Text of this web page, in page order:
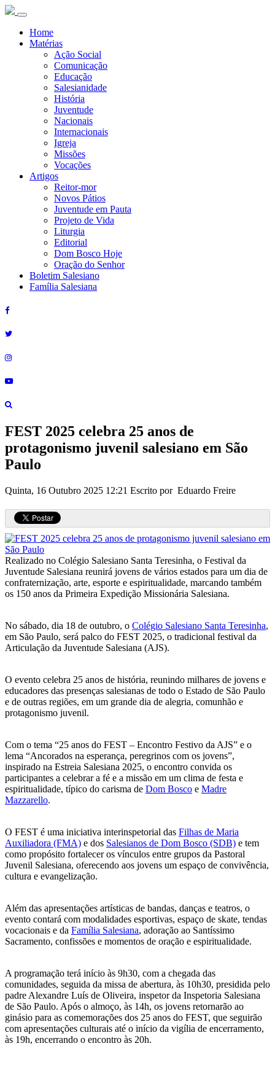
Home
Matérias
Ação Social
Comunicação
Educação
Salesianidade
História
Juventude
Nacionais
Internacionais
Igreja
Missões
Vocações
Artigos
Reitor-mor
Novos Pátios
Juventude em Pauta
Projeto de Vida
Liturgia
Editorial
Dom Bosco Hoje
Oração do Senhor
Boletim Salesiano
Família Salesiana
FEST 2025 celebra 25 anos de
protagonismo juvenil salesiano em São
Paulo
Quinta, 16 Outubro 2025 12:21 Escrito por Eduardo Freire
Realizado no Colégio Salesiano Santa Teresinha, o Festival da
Juventude Salesiana reunirá jovens de vários estados para um dia de
confraternização, arte, esporte e espiritualidade, marcando também
os 150 anos da Primeira Expedição Missionária Salesiana.
No sábado, dia 18 de outubro, o Colégio Salesiano Santa Teresinha,
em São Paulo, será palco do FEST 2025, o tradicional festival da
Articulação da Juventude Salesiana (AJS).
O evento celebra 25 anos de história, reunindo milhares de jovens e
educadores das presenças salesianas de todo o Estado de São Paulo
e de outras regiões, em um grande dia de alegria, comunhão e
protagonismo juvenil.
Com o tema “25 anos do FEST – Encontro Festivo da AJS” e o
lema “Ancorados na esperança, peregrinos com os jovens”,
inspirado na Estreia Salesiana 2025, o encontro convida os
participantes a celebrar a fé e a missão em um clima de festa e
espiritualidade, típico do carisma de Dom Bosco e Madre
Mazzarello.
O FEST é uma iniciativa interinspetorial das Filhas de Maria
Auxiliadora (FMA) e dos Salesianos de Dom Bosco (SDB) e tem
como propósito fortalecer os vínculos entre grupos da Pastoral
Juvenil Salesiana, oferecendo aos jovens um espaço de convivência,
cultura e evangelização.
Além das apresentações artísticas de bandas, danças e teatros, o
evento contará com modalidades esportivas, espaço de skate, tendas
vocacionais e da Família Salesiana, adoração ao Santíssimo
Sacramento, confissões e momentos de oração e espiritualidade.
A programação terá início às 9h30, com a chegada das
comunidades, seguida da missa de abertura, às 10h30, presidida pelo
padre Alexandre Luís de Oliveira, inspetor da Inspetoria Salesiana
de São Paulo. Após o almoço, às 14h, os jovens retornarão ao
ginásio para as comemorações dos 25 anos do FEST, que seguirão
com apresentações culturais até o início da vigília de encerramento,
às 19h, encerrando o encontro às 20h.